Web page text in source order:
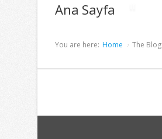
Ana Sayfa
You are here: Home The Blog